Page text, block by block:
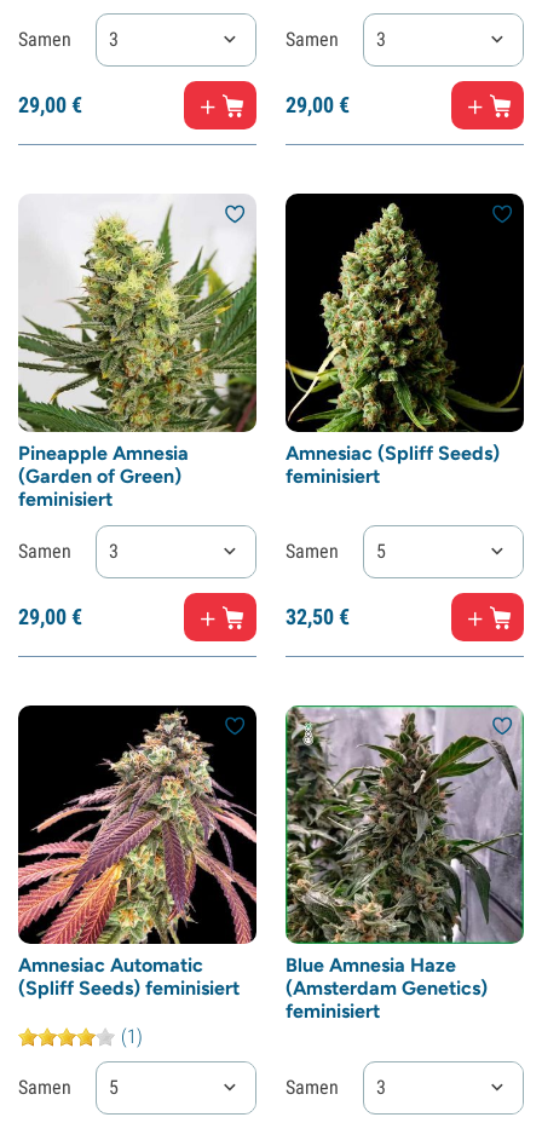
Samen 3
29,00€
Samen 3
29,00€
Pineapple Amnesia
(Garden of Green)
feminisiert
Samen 3
29,00€
Amnesiac (Spliff Seeds)
feminisiert
Samen 5
32,50€
Amnesiac Automatic
(Spliff Seeds) feminisiert
(1)
Samen 5
Blue Amnesia Haze
(Amsterdam Genetics)
feminisiert
Samen 3